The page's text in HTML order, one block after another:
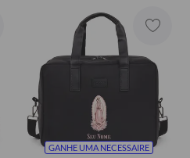
GANHE UMA NECESSAIRE